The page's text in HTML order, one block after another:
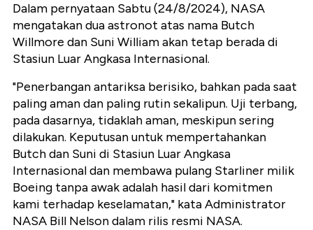
Dalam pernyataan Sabtu (24/8/2024), NASA
mengatakan dua astronot atas nama Butch
Willmore dan Suni William akan tetap berada di
Stasiun Luar Angkasa Internasional.
"Penerbangan antariksa berisiko, bahkan pada saat
paling aman dan paling rutin sekalipun. Uji terbang,
pada dasarnya, tidaklah aman, meskipun sering
dilakukan. Keputusan untuk mempertahankan
Butch dan Suni di Stasiun Luar Angkasa
Internasional dan membawa pulang Starliner milik
Boeing tanpa awak adalah hasil dari komitmen
kami terhadap keselamatan," kata Administrator
NASA Bill Nelson dalam rilis resmi NASA.